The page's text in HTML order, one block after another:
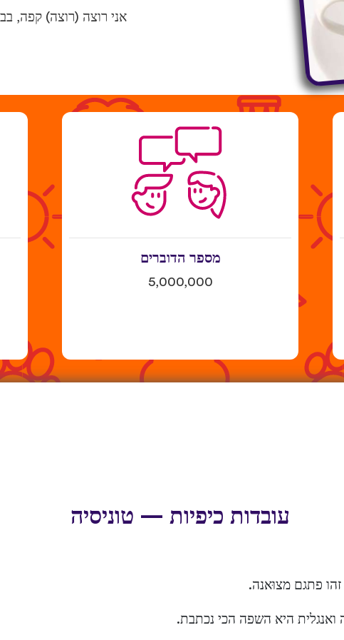
אני רוצה (רוצה) קפה,
מספר הדוברים
5,000,000
עובדות כיפיות — טוניסיה
פתגם מצוּאנה.
ואנגלית היא השפה הכי נכתבת.